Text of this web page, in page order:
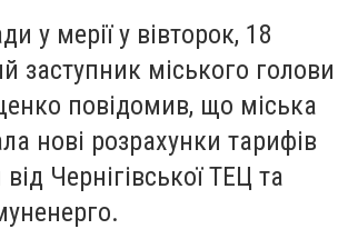
у мерії у вівторок, 18
заступник міського голови
повідомив, що міська
нові розрахунки тарифів
Чернігівської ТЕЦ та